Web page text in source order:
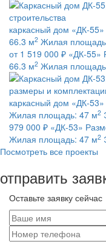
каркасный дом «ДК-55»
66.3 м2 Жилая
от 1 519 000 ₽ «ДК-55»
66.3 м2 Жилая
каркасный дом «ДК-53»
Жилая площадь: 47 м2
979 000 ₽ «ДК-53»
Жилая площадь: 47 м2
Посмотреть все проекты
отправить
Оставьте заявку сейчас